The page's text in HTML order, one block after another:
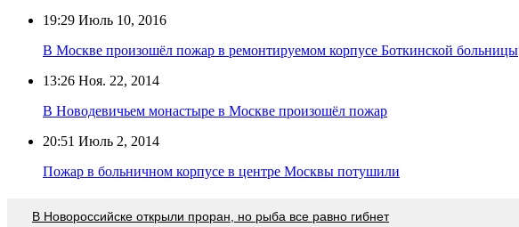
19:29 Июль 10, 2016
В Москве произошёл пожар в ремонтируемом корпусе Боткинской больницы
13:26 Ноя. 22, 2014
В Новодевичьем монастыре в Москве произошёл пожар
20:51 Июль 2, 2014
Пожар в больничном корпусе в центре Москвы потушили
В Новороссийске открыли проран, но рыба все равно гибнет